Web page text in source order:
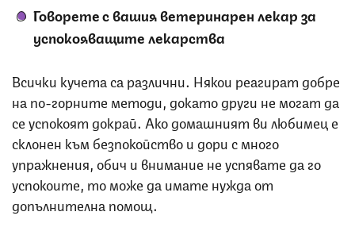
Говорете с вашия ветеринарен лекар за
успокояващите лекарства
Всички кучета са различни. Някои реагират добре
на по-горните методи, докато други не могат да
се успокоят докрай. Ако домашният ви любимец е
склонен към безпокойство и дори с много
упражнения, обич и внимание не успявате да го
успокоите, то може да имате нужда от
допълнителна помощ.